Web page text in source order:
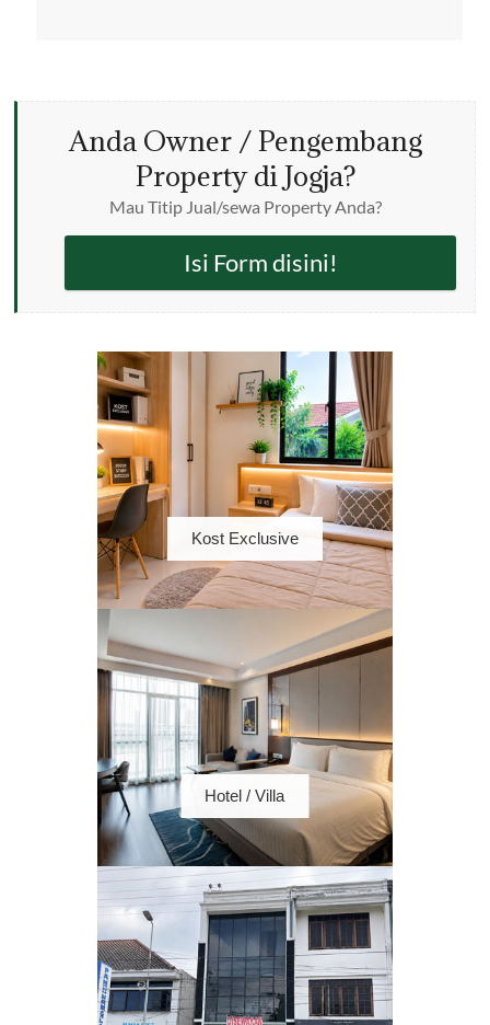
Anda Owner / Pengembang
Property di Jogja?
Mau Titip Jual/sewa Property Anda?
Isi Form disini!
Kost Exclusive
Hotel / Villa